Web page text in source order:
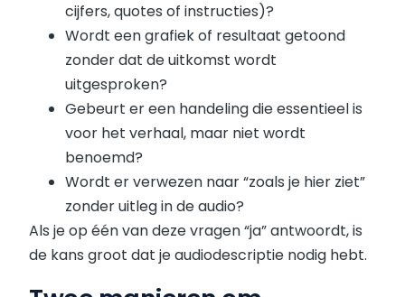
cijfers, quotes of instructies)?
Wordt een grafiek of resultaat getoond
zonder dat de uitkomst wordt
uitgesproken?
Gebeurt er een handeling die essentieel is
voor het verhaal, maar niet wordt
benoemd?
Wordt er verwezen naar “zoals je hier ziet”
zonder uitleg in de audio?
Als je op één van deze vragen “ja” antwoordt, is
de kans groot dat je audiodescriptie nodig hebt.